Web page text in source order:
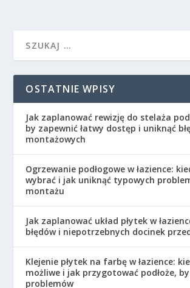
OSTATNIE WPISY
Jak zaplanować rewizję do stelaża
by zapewnić łatwy dostęp i uniknąć
montażowych
Ogrzewanie podłogowe w łazience:
wybrać i jak uniknąć typowych
montażu
Jak zaplanować układ płytek w
błędów i niepotrzebnych docinek
Klejenie płytek na farbę w łazience:
możliwe i jak przygotować podłoże,
problemów